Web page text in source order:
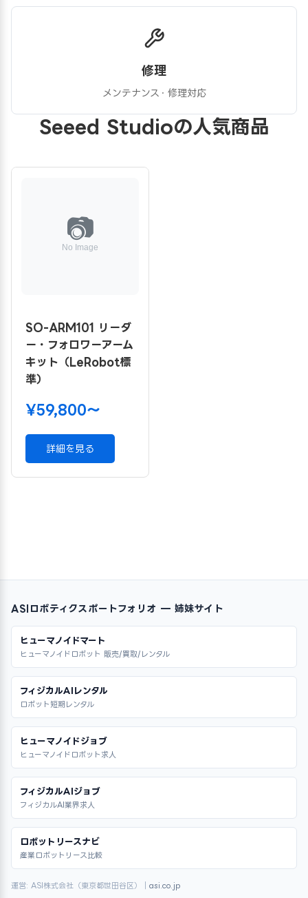
修理
メンテナンス・修理対応
Seeed Studioの人気商品
SO-ARM101 リーダ
ー・フォロワーアーム
キット（LeRobot標
準）
¥59,800〜
詳細を見る
ASIロボティクスポートフォリオ — 姉妹サイト
ヒューマノイドマート
ヒューマノイドロボット 販売/買取/レンタル
フィジカルAIレンタル
ロボット短期レンタル
ヒューマノイドジョブ
ヒューマノイドロボット求人
フィジカルAIジョブ
フィジカルAI業界求人
ロボットリースナビ
産業ロボットリース比較
運営: ASI株式会社（東京都世田谷区）｜ asi.co.jp